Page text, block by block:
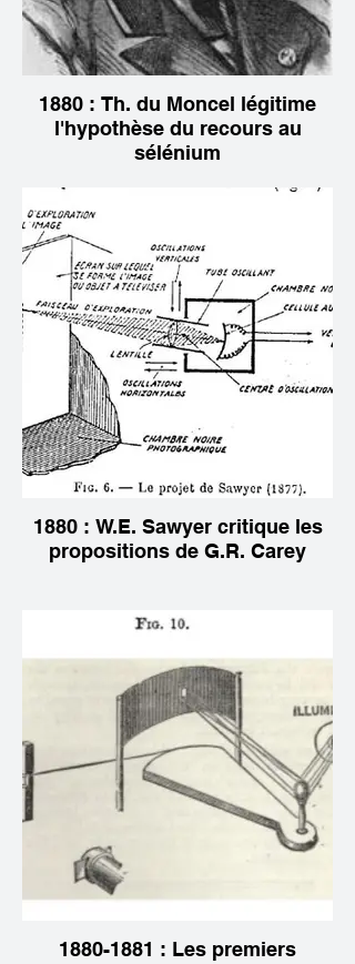
1880 : Th. du Moncel légitime
l'hypothèse du recours au
sélénium
1880 : W.E. Sawyer critique les
propositions de G.R. Carey
1880-1881 : Les premiers